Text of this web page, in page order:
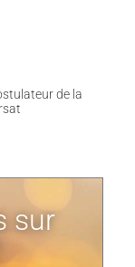
de la
sur